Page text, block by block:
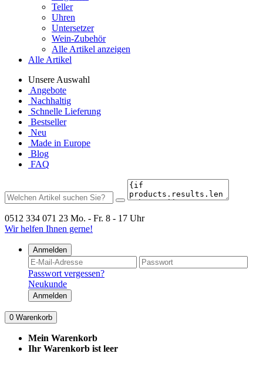
Teller
Uhren
Untersetzer
Wein-Zubehör
Alle Artikel anzeigen
Alle Artikel
Unsere Auswahl
Angebote
Nachhaltig
Schnelle Lieferung
Bestseller
Neu
Made in Europe
Blog
FAQ
0512 334 071 23 Mo. - Fr. 8 - 17 Uhr
Wir helfen Ihnen gerne!
Anmelden
Passwort vergessen?
Neukunde
Anmelden
0 Warenkorb
Mein Warenkorb
Ihr Warenkorb ist leer